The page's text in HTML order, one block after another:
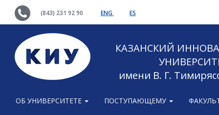
(843) 231 92 90 ENG ES
КАЗАНСКИЙ
имени В. Г.
ОБ УНИВЕРСИТЕТЕ ПОСТУПАЮЩЕМУ